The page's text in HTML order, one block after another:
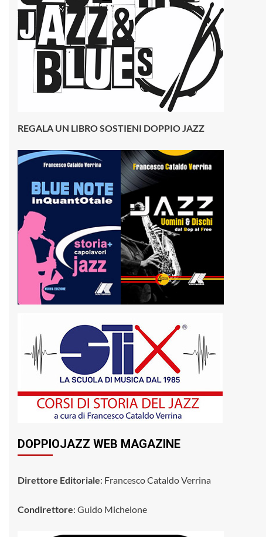
REGALA UN LIBRO SOSTIENI DOPPIO JAZZ
DOPPIOJAZZ WEB MAGAZINE
Direttore Editoriale: Francesco Cataldo Verrina
Condirettore: Guido Michelone